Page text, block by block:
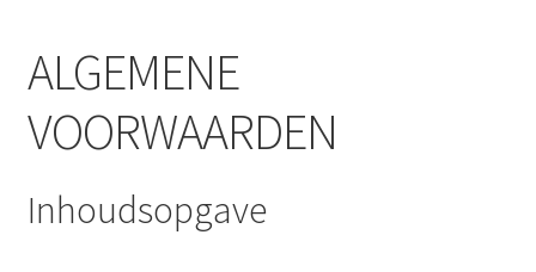
Sibelius
Guitar Pro
Gitaar
ALGEMENE
VOORWAARDEN
Inhoudsopgave